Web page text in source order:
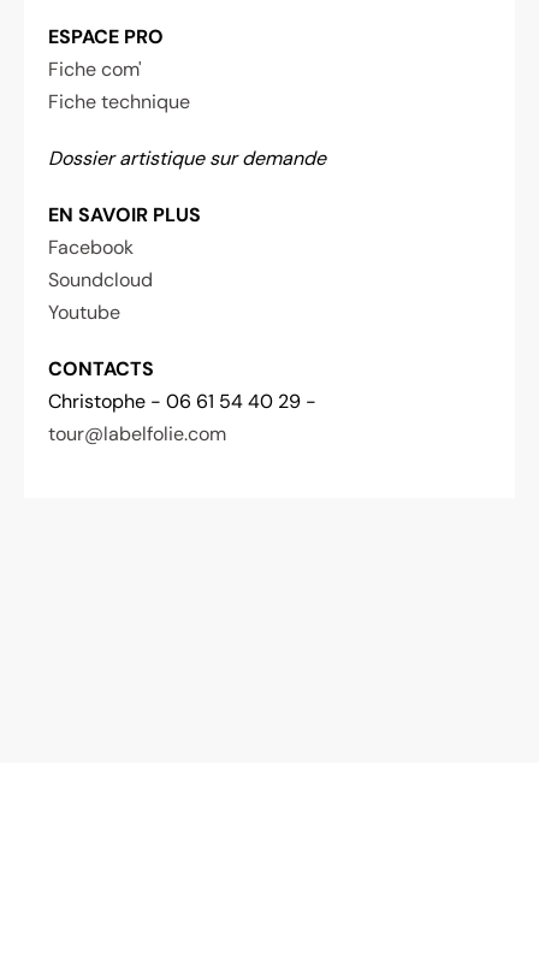
ESPACE PRO
Fiche com'
Fiche technique
Dossier artistique sur demande
EN SAVOIR PLUS
Facebook
Soundcloud
Youtube
CONTACTS
Christophe - 06 61 54 40 29 -
tour@labelfolie.com